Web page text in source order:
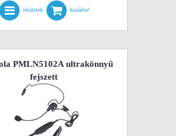
részletek kosárba!
PMLN5102A ultrakönnyű
fejszett